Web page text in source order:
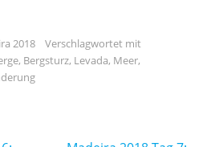
2018
Verschlagwortet mit
, Bergsturz, Levada, Meer,